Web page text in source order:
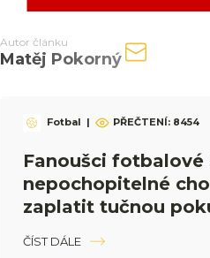
Autor článku
Matěj Pokorný
Fotbal | PŘEČTENÍ: 8454
Fanoušci
nepochopitelné
zaplatit tučnou
ČÍST DÁLE